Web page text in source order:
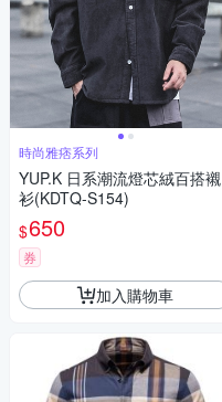
時尚雅痞系列
YUP.K 日系潮流燈芯絨百搭襯
衫(KDTQ-S154)
$650
券
加入購物車